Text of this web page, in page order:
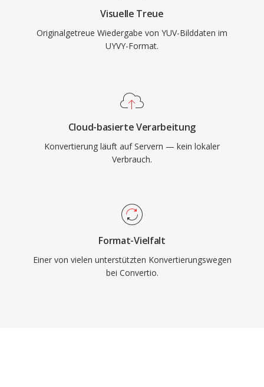
Visuelle Treue
Originalgetreue Wiedergabe von YUV-Bilddaten im
UYVY-Format.
Cloud-basierte Verarbeitung
Konvertierung läuft auf Servern — kein lokaler
Verbrauch.
Format-Vielfalt
Einer von vielen unterstützten Konvertierungswegen
bei Convertio.